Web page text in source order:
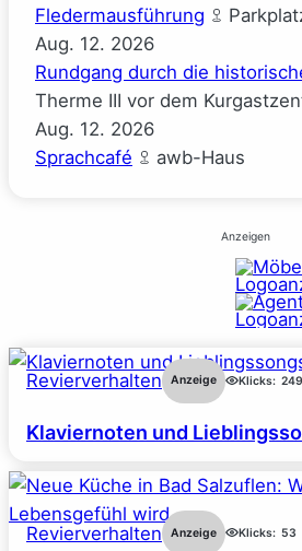
Fledermausführung
Aug. 12. 2026
Rundgang durch die
Therme III vor dem
Aug. 12. 2026
Sprachcafé
awb-Haus
Anzeigen
Revierverhalten Anzeige Klicks:
Klaviernoten und
Revierverhalten Anzeige Klicks: 53